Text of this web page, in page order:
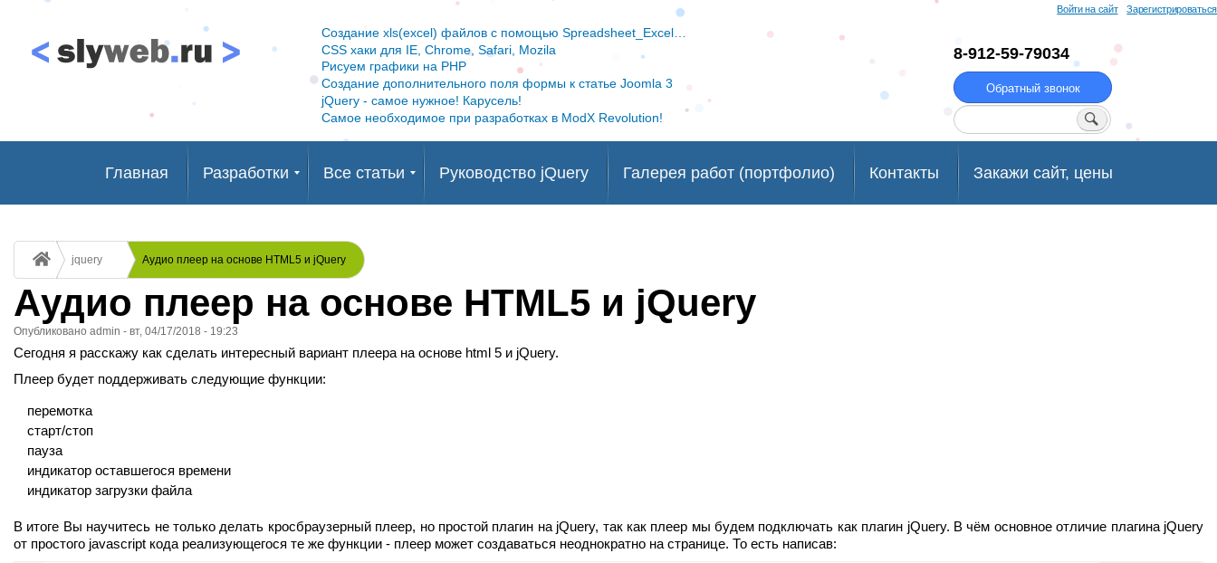
к
Зарегистрироваться
Войти на сайт
8-912-59-79034
Обратный звонок
Поиск
Создание xls(excel) файлов с помощью Spreadsheet_Excel…
CSS хаки для IE, Chrome, Safari, Mozila
Рисуем графики на PHP
Создание дополнительного поля формы к статье Joomla 3
jQuery - самое нужное! Карусель!
Самое необходимое при разработках в ModX Revolution!
Главная Разработки Все статьи Руководство jQuery Галерея работ (портфолио) Контакты Закажи сайт, цены
Строка
навигации
jquery Аудио плеер на основе HTML5 и jQuery
Аудио плеер на основе HTML5 и jQuery
Опубликовано admin - вт, 04/17/2018 - 19:23
Сегодня я расскажу как сделать интересный вариант плеера на основе html 5 и jQuery.
Плеер будет поддерживать следующие функции:
перемотка
старт/стоп
пауза
индикатор оставшегося времени
индикатор загрузки файла
В итоге Вы научитесь не только делать кросбраузерный плеер, но простой плагин на jQuery, так как плеер мы будем подключать как плагин jQuery. В чём основное отличие плагина jQuery
от простого javascript кода реализующегося те же функции - плеер может создаваться неоднократно на странице. То есть написав: